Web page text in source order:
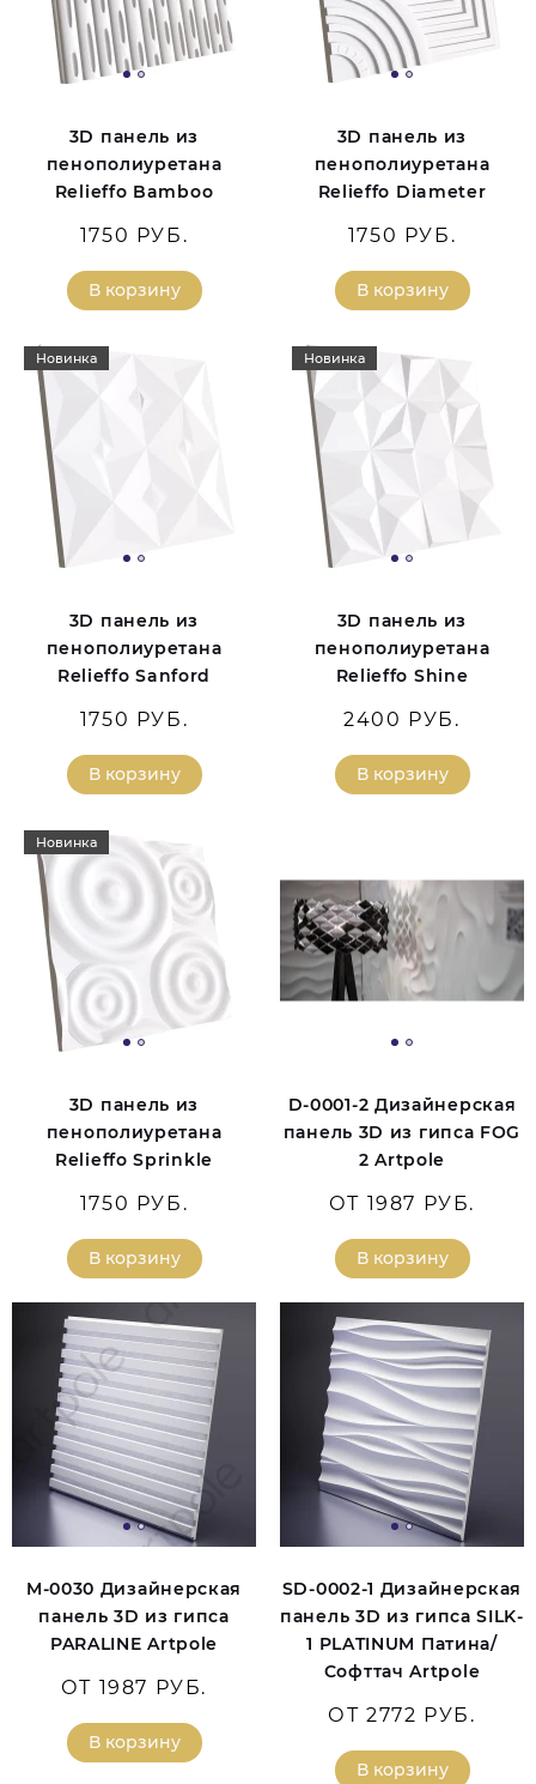
3D панель из
пенополиуретана
Relieffo Bamboo
1750 РУБ.
В корзину
3D панель из
пенополиуретана
Relieffo Diameter
1750 РУБ.
В корзину
Новинка
3D панель из
пенополиуретана
Relieffo Sanford
1750 РУБ.
В корзину
Новинка
3D панель из
пенополиуретана
Relieffo Shine
2400 РУБ.
В корзину
Новинка
3D панель из
пенополиуретана
Relieffo Sprinkle
1750 РУБ.
В корзину
D-0001-2 Дизайнерская
панель 3D из гипса FOG
2 Artpole
ОТ 1987 РУБ.
В корзину
M-0030 Дизайнерская
панель 3D из гипса
PARALINE Artpole
ОТ 1987 РУБ.
В корзину
SD-0002-1 Дизайнерская
панель 3D из гипса SILK-
1 PLATINUM Патина/
Софттач Artpole
ОТ 2772 РУБ.
В корзину